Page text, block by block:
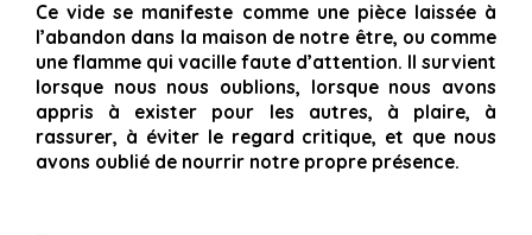
Ce vide se manifeste comme une pièce laissée à
l’abandon dans la maison de notre être, ou comme
une flamme qui vacille faute d’attention. Il survient
lorsque nous nous oublions, lorsque nous avons
appris à exister pour les autres, à plaire, à
rassurer, à éviter le regard critique, et que nous
avons oublié de nourrir notre propre présence.